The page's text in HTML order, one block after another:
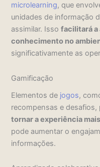
microlearning, que
unidades de informação
assimilar. Issofacilitará a
conhecimento no
significativamente as
Gamificação
Elementos de jogos,
recompensas e
tornar a experiência
pode aumentar o
informações.